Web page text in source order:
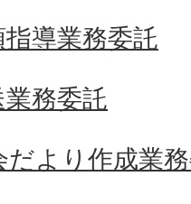
導業務委託
務委託
だより作成業